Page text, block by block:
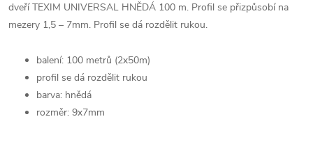
dveří TEXIM UNIVERSAL HNĚDÁ 100 m. Profil se přizpůsobí na
mezery 1,5 – 7mm. Profil se dá rozdělit rukou.
balení: 100 metrů (2x50m)
profil se dá rozdělit rukou
barva: hnědá
rozměr: 9x7mm